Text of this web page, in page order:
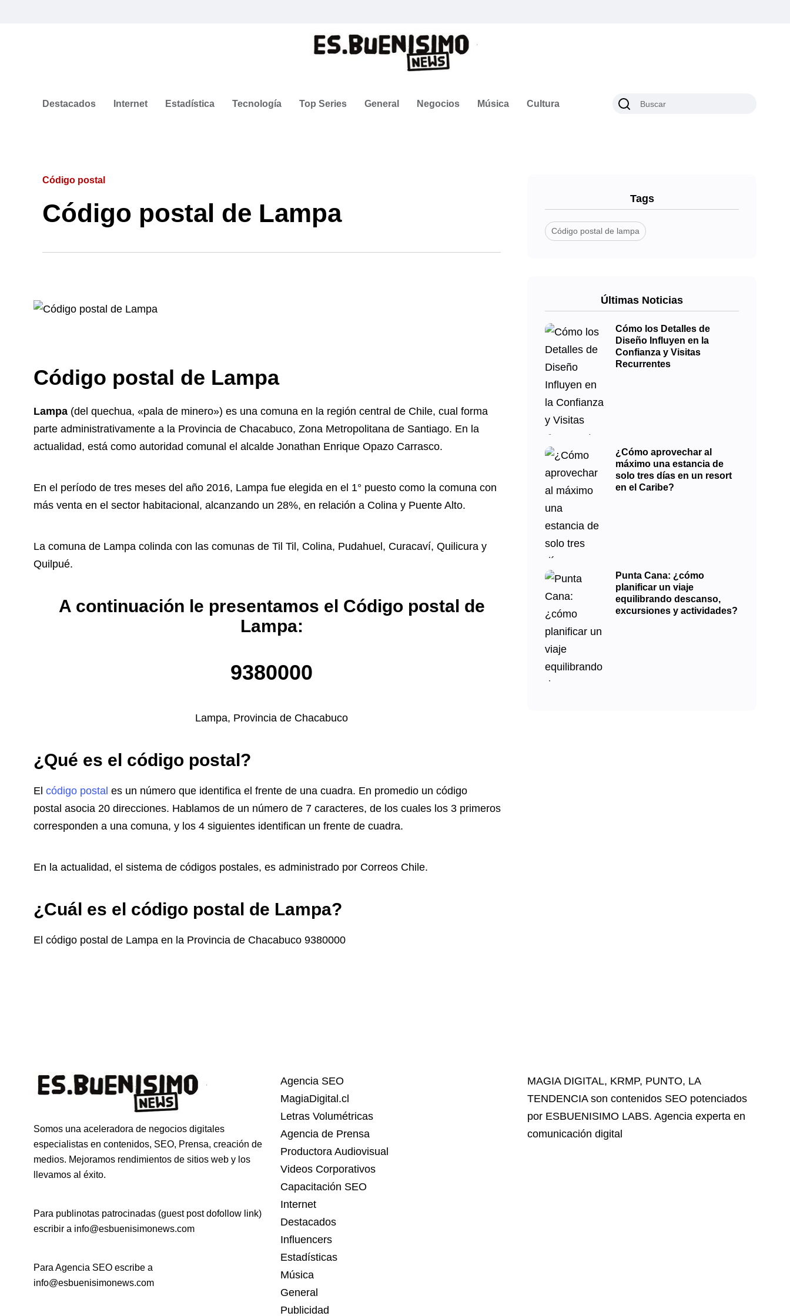
Destacados Internet Estadística Tecnología Top Series General Negocios Música Cultura
Código postal
Código postal de Lampa
Código postal de Lampa
Lampa (del quechua, «pala de minero») es una comuna en la región central de Chile, cual forma
parte administrativamente a la Provincia de Chacabuco, Zona Metropolitana de Santiago. En la
actualidad, está como autoridad comunal el alcalde Jonathan Enrique Opazo Carrasco.
En el período de tres meses del año 2016, Lampa fue elegida en el 1° puesto como la comuna con
más venta en el sector habitacional, alcanzando un 28%, en relación a Colina y Puente Alto.
La comuna de Lampa colinda con las comunas de Til Til, Colina, Pudahuel, Curacaví, Quilicura y
Quilpué.
A continuación le presentamos el Código postal de
Lampa:
9380000
Lampa, Provincia de Chacabuco
¿Qué es el código postal?
El código postal es un número que identifica el frente de una cuadra. En promedio un código
postal asocia 20 direcciones. Hablamos de un número de 7 caracteres, de los cuales los 3 primeros
corresponden a una comuna, y los 4 siguientes identifican un frente de cuadra.
En la actualidad, el sistema de códigos postales, es administrado por Correos Chile.
¿Cuál es el código postal de Lampa?
El código postal de Lampa en la Provincia de Chacabuco 9380000
Tags
Código postal de lampa
Últimas Noticias
Cómo los Detalles de
Diseño Influyen en la
Confianza y Visitas
Recurrentes
¿Cómo aprovechar al
máximo una estancia de
solo tres días en un resort
en el Caribe?
Punta Cana: ¿cómo
planificar un viaje
equilibrando descanso,
excursiones y actividades?
Somos una aceleradora de negocios digitales
especialistas en contenidos, SEO, Prensa, creación de
medios. Mejoramos rendimientos de sitios web y los
llevamos al éxito.
Para publinotas patrocinadas (guest post dofollow link)
escribir a info@esbuenisimonews.com
Para Agencia SEO escribe a
info@esbuenisimonews.com
Agencia SEO
MagiaDigital.cl
Letras Volumétricas
Agencia de Prensa
Productora Audiovisual
Videos Corporativos
Capacitación SEO
Internet
Destacados
Influencers
Estadísticas
Música
General
Publicidad
MAGIA DIGITAL, KRMP, PUNTO, LA
TENDENCIAson contenidos SEO potenciados
por ESBUENISIMO LABS. Agencia experta en
comunicación digital